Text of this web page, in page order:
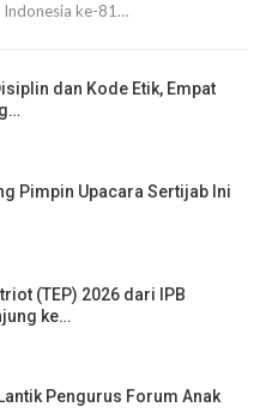
Indonesia ke-81…
dan Kode Etik, Empat
Pimpin Upacara Sertijab Ini
(TEP) 2026 dari IPB
ke…
Pengurus Forum Anak